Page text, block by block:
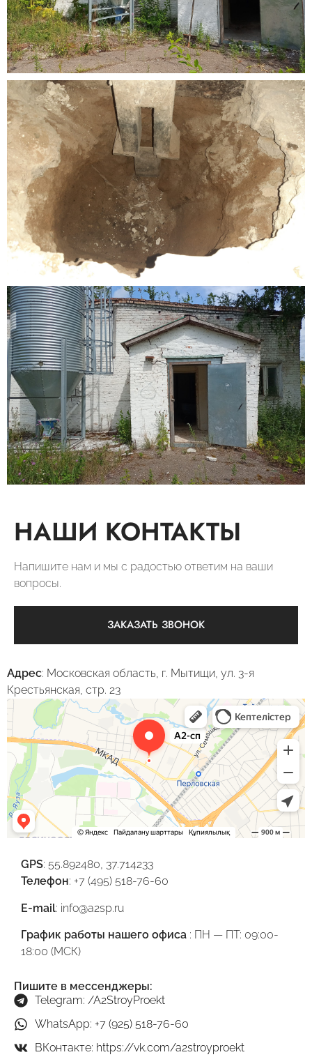
НАШИ КОНТАКТЫ
Напишите нам и мы с радостью ответим на ваши
вопросы.
ЗАКАЗАТЬ ЗВОНОК
Адрес: Московская область, г. Мытищи, ул. 3-я
Крестьянская, стр. 23
А2-СтройПроект
Проектная организация в Мытищах
Изыскательские работы в Мытищах
GPS: 55.892480, 37.714233
Телефон: +7 (495) 518-76-60
E-mail: info@a2sp.ru
График работы нашего офиса : ПН — ПТ: 09:00-
18:00 (МСК)
Пишите в мессенджеры:
Telegram: /A2StroyProekt
WhatsApp: +7 (925) 518-76-60
ВКонтакте: https://vk.com/a2stroyproekt